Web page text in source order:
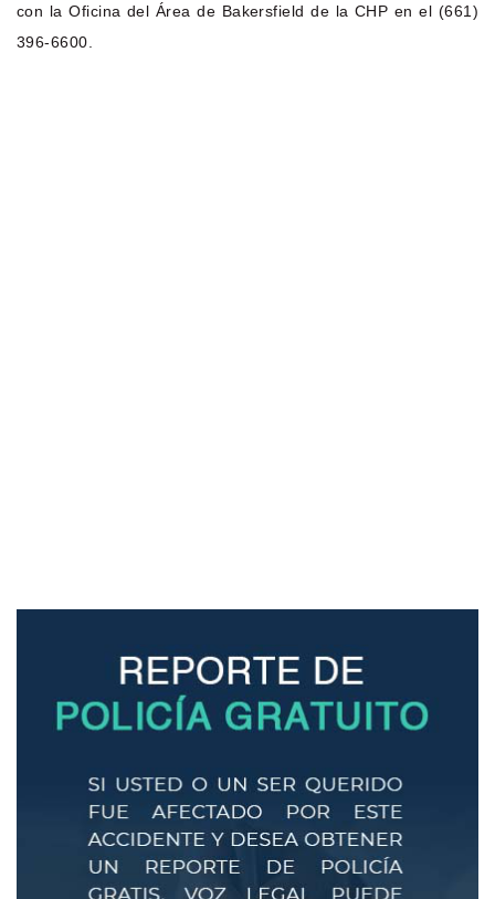
con la Oficina del Área de Bakersfield de la CHP en el (661)
396-6600.